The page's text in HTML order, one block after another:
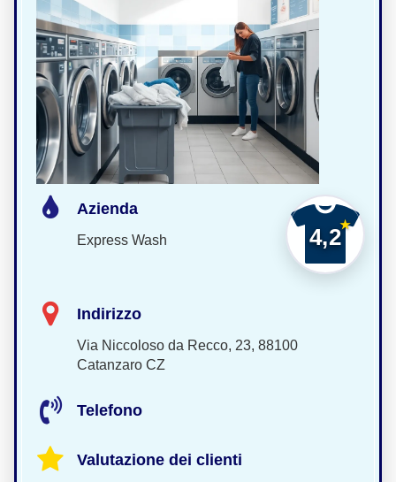
4,2
Azienda
Express Wash
Indirizzo
Via Niccoloso da Recco, 23, 88100
Catanzaro CZ
Telefono
Valutazione dei clienti